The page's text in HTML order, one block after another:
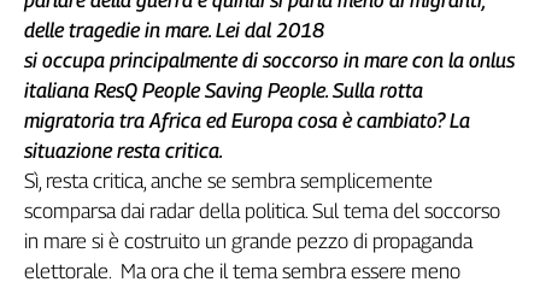
Work
in
Progress
L'Italia
nel
Lavoro
Territori
Abruzzo-
Molise
delle tragedie in mare. Lei dal 2018
si occupa principalmente di soccorso in mare con la onlus
italiana ResQ People Saving People. Sulla rotta
migratoria tra Africa ed Europa cosa è cambiato? La
situazione resta critica.
Sì, resta critica, anche se sembra semplicemente
scomparsa dai radar della politica. Sul tema del soccorso
in mare si è costruito un grande pezzo di propaganda
elettorale. Ma ora che il tema sembra essere meno